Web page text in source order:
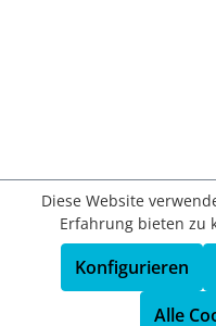
Diese Website
Erfahrung bieten zu
Konfigurieren
Alle